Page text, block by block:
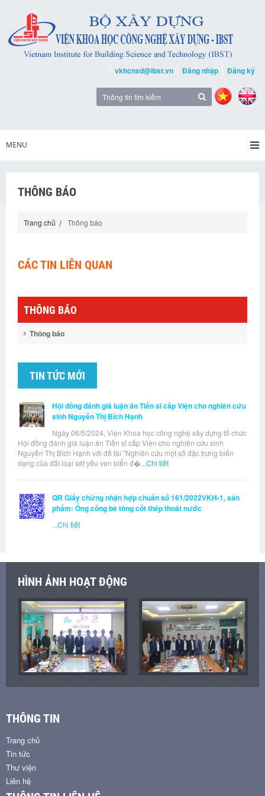
vkhcnxd@ibst.vn Đăng nhập Đăng ký
MENU
THÔNG BÁO
Trang chủ Thông báo
CÁC TIN LIÊN QUAN
THÔNG BÁO
Thông báo
TIN TỨC MỚI
Hội đồng đánh giá luận án Tiến sĩ cấp Viện cho nghiên cứu
sinh Nguyễn Thị Bích Hạnh
Ngày 06/5/2024, Viện Khoa học công nghệ xây dựng tổ chức
Hội đồng đánh giá luận án Tiến sĩ cấp Viện cho nghiên cứu sinh
Nguyễn Thị Bích Hạnh với đề tài "Nghiên cứu một số đặc trưng biến
dạng của đất loại sét yếu ven biển đ�... Chi tiết
QR Giấy chứng nhận hợp chuẩn số 161/2022VKH-1, sản
phẩm: Ống cống bê tông cốt thép thoát nước
Chi tiết
HÌNH ẢNH HOẠT ĐỘNG
THÔNG TIN
Trang chủ
Tin tức
Thư viện
Liên hệ